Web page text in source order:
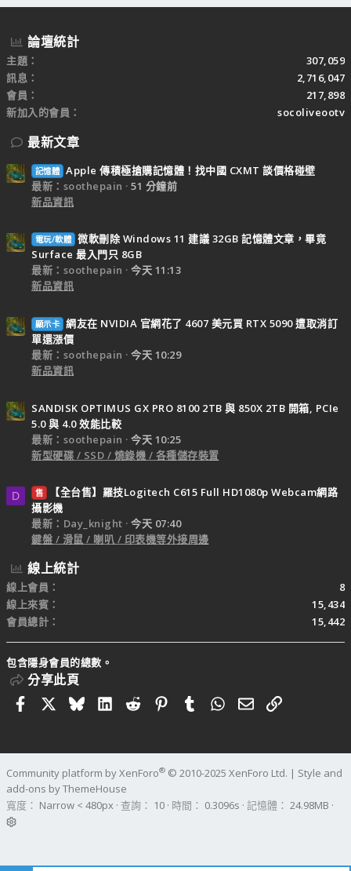
論壇統計
主題
307,059
訊息
2,716,047
會員
217,898
新加入的會員
socoliveootv
最新文章
記憶體 Apple 傳積極搶購記憶體！找中國 CXMT 談價格碰壁
最新：soothepain
51 分鐘前
新品資訊
電玩/軟體 微軟刪除 Windows 11 建議 32GB 記憶體文章，畢竟
Surface 最入門只 8GB
最新：soothepain
今天 11:13
新品資訊
顯示卡 網友在 NVIDIA 官網花了 4607 美元買 RTX 5090 遭取消訂
單還漲價
最新：soothepain
今天 10:29
新品資訊
SANDISK OPTIMUS GX PRO 8100 2TB 與 850X 2TB 開箱, PCIe
5.0 與 4.0 效能比較
最新：soothepain
今天 10:25
新型硬碟 / SSD / 燒錄機 / 各種儲存裝置
D 售
【全台售】羅技Logitech C615 Full HD1080p Webcam網路
攝影機
最新：Day_knight
今天 07:40
鍵盤 / 滑鼠 / 喇叭 / 印表機等外接周邊
線上統計
線上會員
8
線上來賓
15,434
會員總計
15,442
包含隱身會員的總數。
分享此頁
FacebookBlueskyLinkedIn
RedditPinterestTumblrWhatsApp
電子郵件
連結
Community platform by XenForo® © 2010-2025 XenForo Ltd. | Style and
add-ons by ThemeHouse
寬度
查詢 10 時間 0.3096s 記憶體 24.98MB